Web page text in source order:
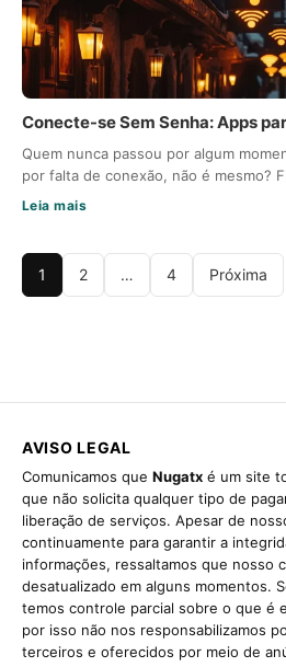
Conecte-se Sem Senha: Apps
Quem nunca passou por algum
por falta de conexão, não é mesmo?
Leia mais
1 2 … 4 Próxima
AVISO LEGAL
Comunicamos que Nugatx é um site
que não solicita qualquer tipo de
liberação de serviços. Apesar de
continuamente para garantir a
informações, ressaltamos que nosso
desatualizado em alguns momentos.
temos controle parcial sobre o que é
por isso não nos responsabilizamos
terceiros e oferecidos por meio de